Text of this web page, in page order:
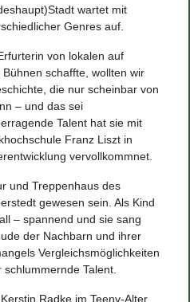
wartet mit
Genres auf.
von lokalen auf
schaffte, wollten wir
die nur scheinbar von
– und das sei
Talent hat sie mit
Franz Liszt in
vervollkommnet.
und Treppenhaus des
gewesen sein. Als Kind
– spannend und sie sang
der Nachbarn und ihrer
Vergleichsmöglichkeiten
Talent.
Radke im Teeny-Alter